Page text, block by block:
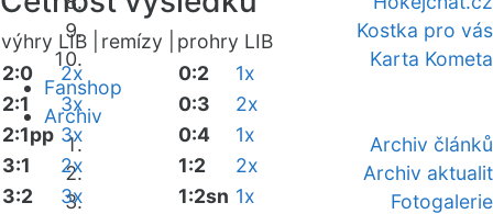
Kostka pro vás
Karta Kometa
Fanshop
Archiv
Archiv článků
Archiv aktualit
Fotogalerie
výhry LIB | remízy |
prohry LIB
2:0
2x
2:1
3x
2:1pp 3x
3:1
2x
3:2
3x
0:2
1x
0:3
2x
0:4
1x
1:2
2x
1:2sn 1x